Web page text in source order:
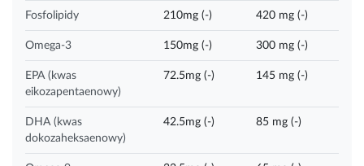
Fosfolipidy 210mg (-) 420 mg (-)
Omega-3 150mg (-) 300 mg (-)
EPA (kwas
eikozapentaenowy)
72.5mg (-) 145 mg (-)
DHA (kwas
dokozaheksaenowy)
42.5mg (-) 85 mg (-)